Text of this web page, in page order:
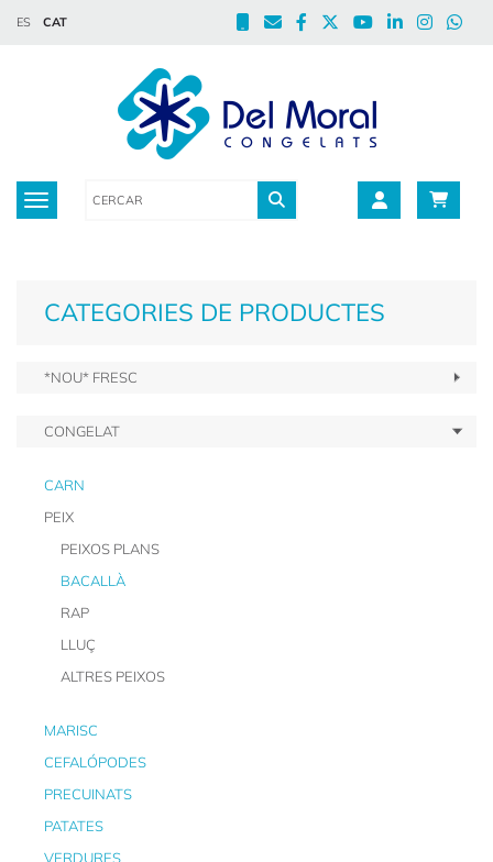
ES CAT
Toggle navigation
CATEGORIES DE PRODUCTES
*NOU* FRESC
CONGELAT
CARN
PEIX
PEIXOS PLANS
BACALLÀ
RAP
LLUÇ
ALTRES PEIXOS
MARISC
CEFALÓPODES
PRECUINATS
PATATES
VERDURES